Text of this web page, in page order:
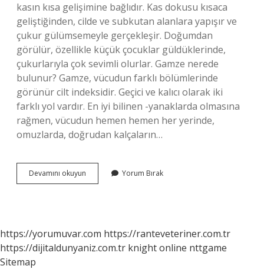
kasın kısa gelişimine bağlıdır. Kas dokusu kısaca
geliştiğinden, cilde ve subkutan alanlara yapışır ve
çukur gülümsemeyle gerçekleşir. Doğumdan
görülür, özellikle küçük çocuklar güldüklerinde,
çukurlarıyla çok sevimli olurlar. Gamze nerede
bulunur? Gamze, vücudun farklı bölümlerinde
görünür cilt indeksidir. Geçici ve kalıcı olarak iki
farklı yol vardır. En iyi bilinen -yanaklarda olmasına
rağmen, vücudun hemen hemen her yerinde,
omuzlarda, doğrudan kalçaların…
Devamını okuyun
Kası
Yorum Bırak
https://yorumuvar.com https://ranteveteriner.com.tr
https://dijitaldunyaniz.com.tr knight online nttgame
Sitemap